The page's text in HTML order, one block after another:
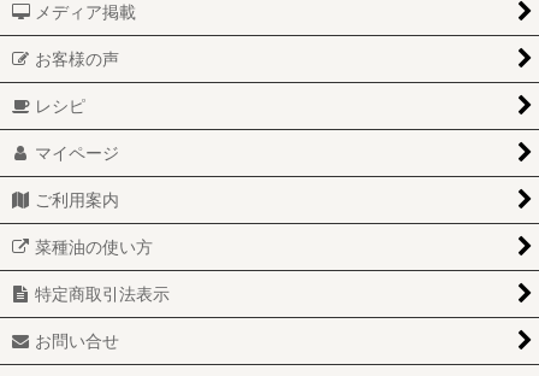
メディア掲載
お客様の声
レシピ
マイページ
ご利用案内
菜種油の使い方
特定商取引法表示
お問い合せ